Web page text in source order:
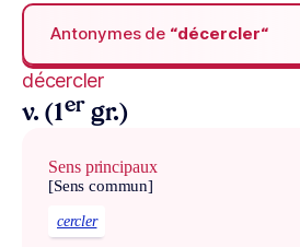
Antonymes de “décercler“
décercler
v. (1er gr.)
Sens principaux
[Sens commun]
cercler